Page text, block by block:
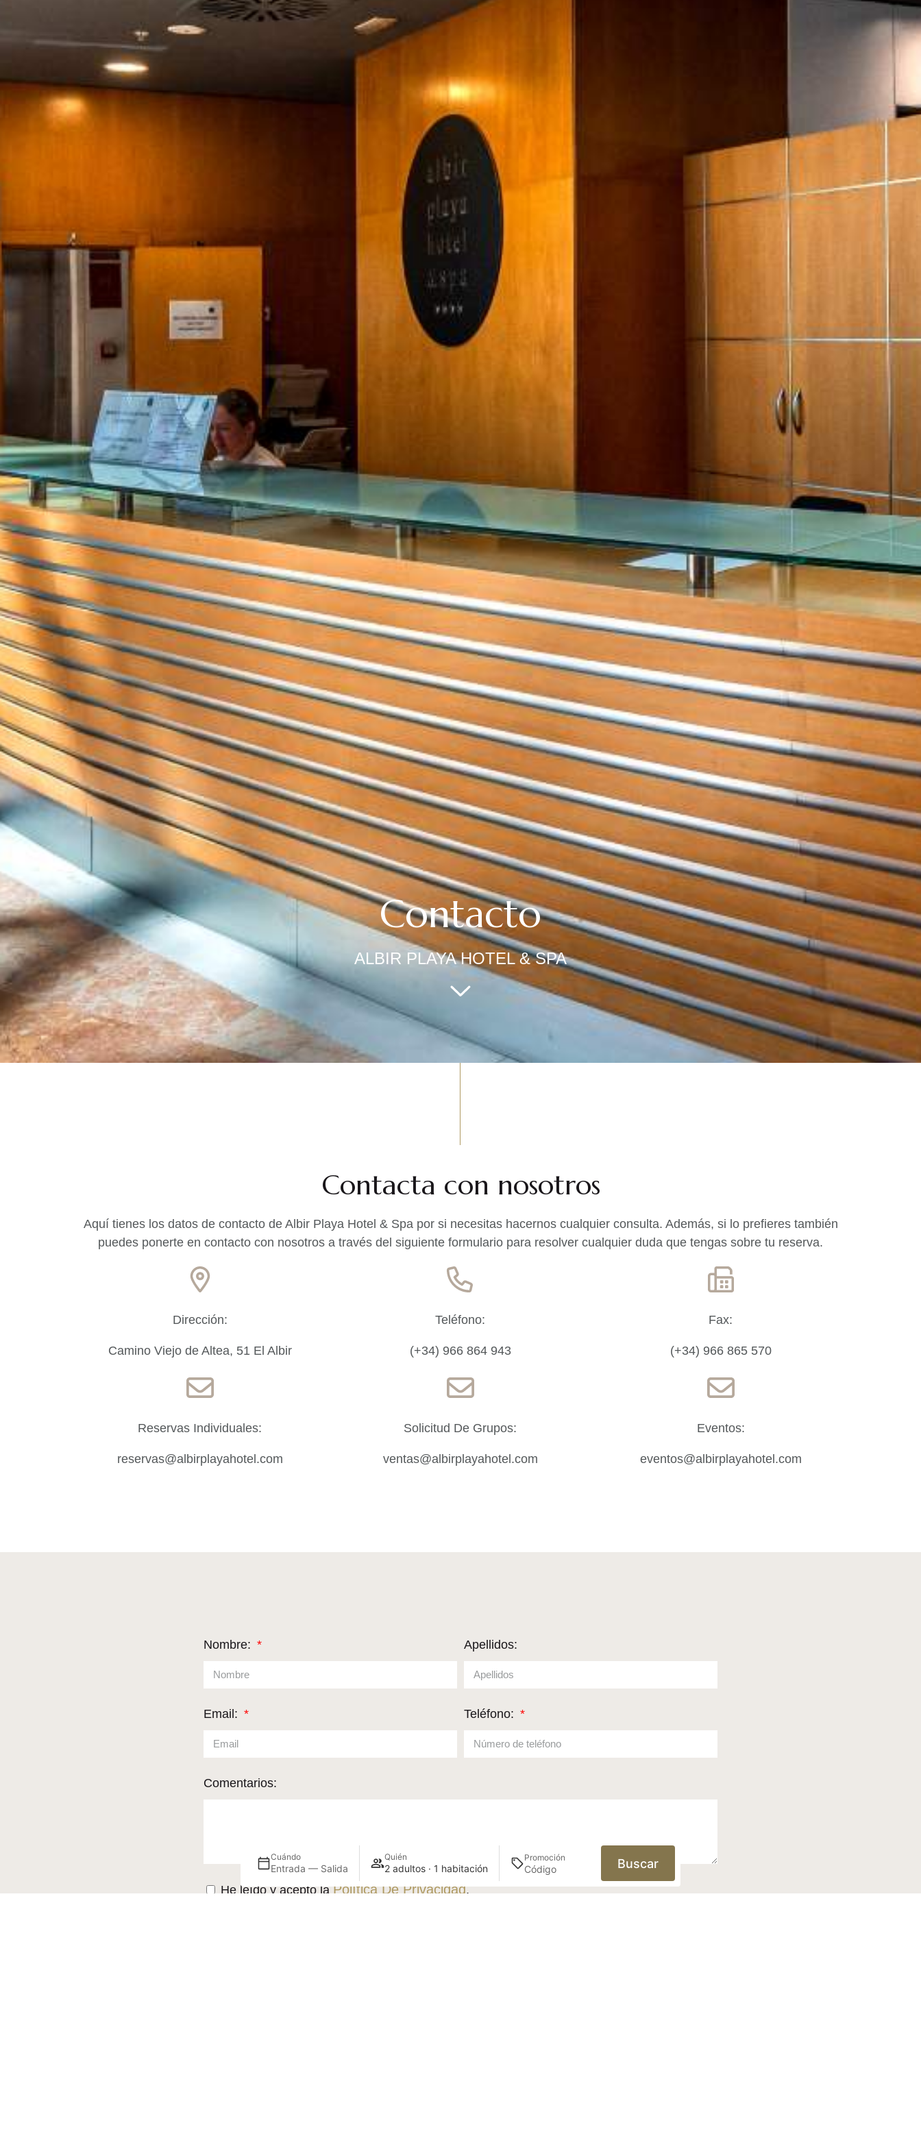
Cuándo
Entrada — Salida
Quién
2 adultos · 1 habitación
Promoción Buscar
Contacto
ALBIR PLAYA HOTEL & SPA
Contacta con nosotros
Aquí tienes los datos de contacto de Albir Playa Hotel & Spa por si necesitas hacernos cualquier consulta. Además, si lo prefieres también
puedes ponerte en contacto con nosotros a través del siguiente formulario para resolver cualquier duda que tengas sobre tu reserva.
Dirección:
Camino Viejo de Altea, 51 El Albir
Teléfono:
(+34) 966 864 943
Fax:
(+34) 966 865 570
Reservas Individuales:
reservas@albirplayahotel.com
Solicitud De Grupos:
ventas@albirplayahotel.com
Eventos:
eventos@albirplayahotel.com
Nombre: Apellidos:
Email: Teléfono:
Comentarios:
He leído y acepto laPolítica De Privacidad.